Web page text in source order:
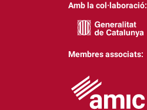
Amb la col·laboració:
Membres associats: